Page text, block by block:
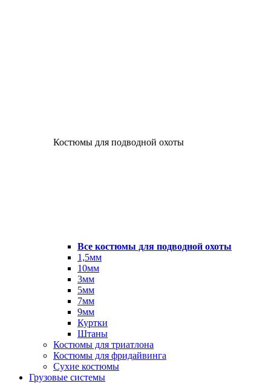
Костюмы для подводной охоты
Все костюмы для подводной охоты
1,5мм
10мм
3мм
5мм
7мм
9мм
Куртки
Штаны
Костюмы для триатлона
Костюмы для фридайвинга
Сухие костюмы
Грузовые системы